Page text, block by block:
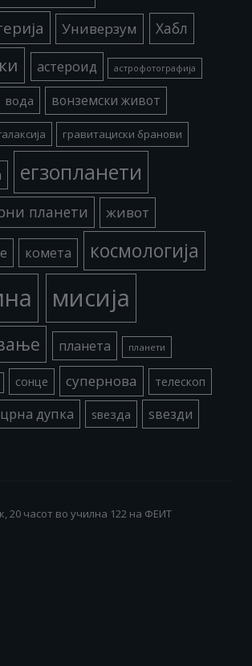
Универзум Хабл
астероид астрофотографија
вода вонземски живот
гравитациски бранови
егзопланети
планети живот
комета космологија
мисија
планета планети
сонце супернова телескоп
црна дупка ѕвезда ѕвезди
20 часот во училна 122 на ФЕИТ